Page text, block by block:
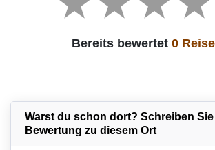
Bereits bewertet 0
Warst du schon dort? Schreiben
Bewertung zu diesem Ort